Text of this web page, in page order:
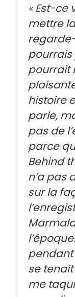
« Est-ce
mettre
pourrais
pourrait
histoire
parle,
pas de
parce
Behind
n’a pas
sur la
pendant
se
me